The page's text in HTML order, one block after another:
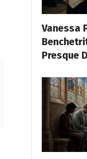
Vanessa
Presque